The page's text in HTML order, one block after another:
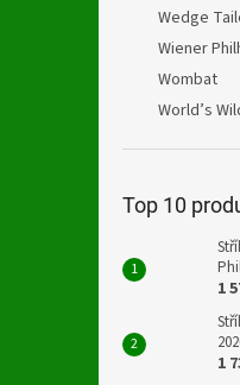
Wedge
Wiener
Wombat
World’s
Top 10
1
1